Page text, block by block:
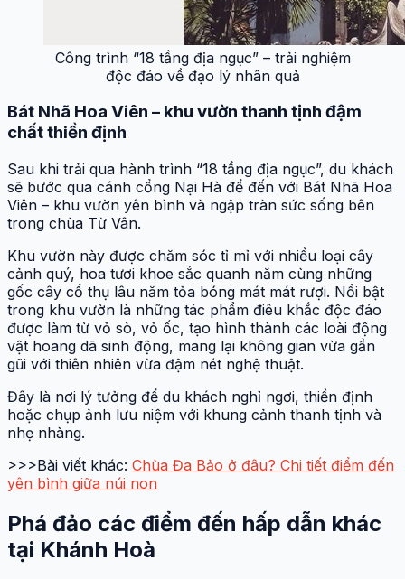
Công trình “18 tầng địa ngục” – trải nghiệm
độc đáo về đạo lý nhân quả
Bát Nhã Hoa Viên – khu vườn thanh tịnh đậm
chất thiền định
Sau khi trải qua hành trình “18 tầng địa ngục”, du khách
sẽ bước qua cánh cổng Nại Hà để đến với Bát Nhã Hoa
Viên – khu vườn yên bình và ngập tràn sức sống bên
trong chùa Từ Vân.
Khu vườn này được chăm sóc tỉ mỉ với nhiều loại cây
cảnh quý, hoa tươi khoe sắc quanh năm cùng những
gốc cây cổ thụ lâu năm tỏa bóng mát mát rượi. Nổi bật
trong khu vườn là những tác phẩm điêu khắc độc đáo
được làm từ vỏ sò, vỏ ốc, tạo hình thành các loài động
vật hoang dã sinh động, mang lại không gian vừa gần
gũi với thiên nhiên vừa đậm nét nghệ thuật.
Đây là nơi lý tưởng để du khách nghỉ ngơi, thiền định
hoặc chụp ảnh lưu niệm với khung cảnh thanh tịnh và
nhẹ nhàng.
>>>Bài viết khác: Chùa Đa Bảo ở đâu? Chi tiết điểm đến
yên bình giữa núi non
Phá đảo các điểm đến hấp dẫn khác
tại Khánh Hoà